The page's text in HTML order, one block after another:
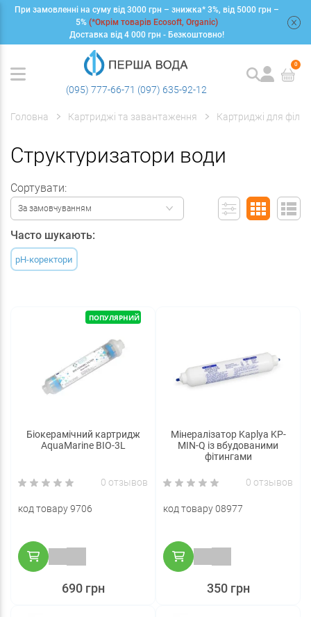
При замовленні на суму від 3000 грн – знижка* 3%, від 5000 грн –
5% (*Окрім товарів Ecosoft, Organic)
Доставка від 4 000 грн - Безкоштовно!
(095) 777-66-71 (097) 635-92-12
0
Головна Картриджі та завантаження Картриджі для
Структуризатори води
Сортувати:
За замовчуванням
Часто шукають:
pH-коректори
ПОПУЛЯРНИЙ
Біокерамічний картридж
AquaMarine BIO-3L
0 отзывов
код товару 9706
690 грн
Мінералізатор Kaplya KP-
MIN-Q із вбудованими
фітингами
0 отзывов
код товару 08977
350 грн